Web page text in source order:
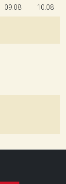
09.08 10.08